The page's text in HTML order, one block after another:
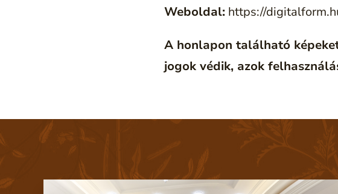
Weboldal: https://
A honlapon található
jogok védik, azok